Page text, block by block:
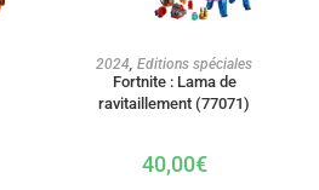
AJOUTER AU PANIER
2024, Editions spéciales
Fortnite : Lama de
ravitaillement (77071)
40,00€